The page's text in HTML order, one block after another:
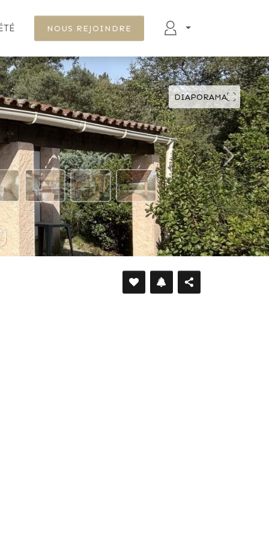
NOUS REJOINDRE
DIAPORAMA
DÉFILER VERS LE BAS